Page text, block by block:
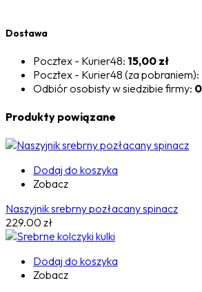
Dostawa
Pocztex - Kurier48: 15,00 zł
Pocztex - Kurier48 (za pobraniem):
Odbiór osobisty w siedzibie firmy:
Produkty powiązane
Dodaj do koszyka
Zobacz
Naszyjnik srebrny pozłacany spinacz
229.00 zł
Dodaj do koszyka
Zobacz